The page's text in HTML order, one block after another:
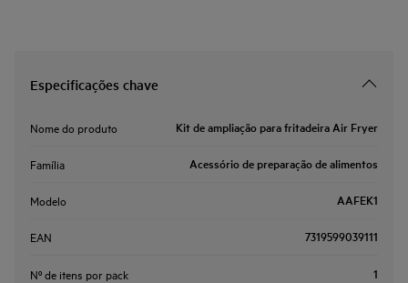
Especificações chave
Nome do produto Kit de ampliação para fritadeira Air Fryer
Família Acessório de preparação de alimentos
Modelo AAFEK1
EAN 7319599039111
Nº de itens por pack 1